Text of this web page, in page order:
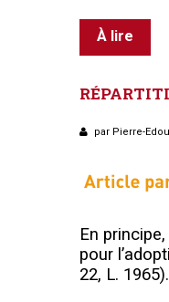
À lire
par Pierre-
En
pour
22, L. 1965).